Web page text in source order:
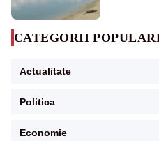
CATEGORII
Actualitate
Politica
Economie